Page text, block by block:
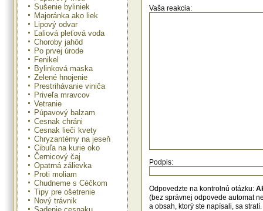
Sušenie byliniek
Majoránka ako liek
Lipový odvar
Ľaliová pleťová voda
Choroby jahôd
Po prvej úrode
Fenikel
Bylinková maska
Zelené hnojenie
Prestrihávanie viniča
Priveľa mravcov
Vetranie
Púpavový balzam
Cesnak chráni
Cesnak lieči kvety
Chryzantémy na jeseň
Cibuľa na kurie oko
Černicový čaj
Opatrná zálievka
Proti moliam
Chudneme s Céčkom
Tipy pre ošetrenie
Nový trávnik
Vaša reakcia:
Podpis:
Odpovedzte na kontrolnú otázku:
(bez správnej odpovede automat
a obsah, ktorý ste napísali, sa